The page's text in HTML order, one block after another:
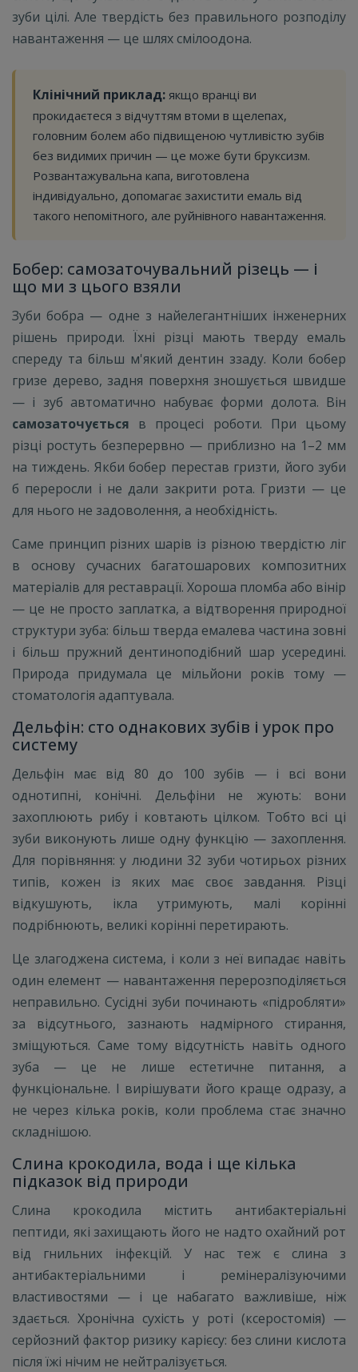
зуби цілі. Але твердість без правильного розподілу
навантаження — це шлях смілоодона.
Клінічний приклад: якщо вранці ви
прокидаєтеся з відчуттям втоми в щелепах,
головним болем або підвищеною чутливістю зубів
без видимих причин — це може бути бруксизм.
Розвантажувальна капа, виготовлена
індивідуально, допомагає захистити емаль від
такого непомітного, але руйнівного навантаження.
Бобер: самозаточувальний різець — і
що ми з цього взяли
Зуби бобра — одне з найелегантніших інженерних
рішень природи. Їхні різці мають тверду емаль
спереду та більш м'який дентин ззаду. Коли бобер
гризе дерево, задня поверхня зношується швидше
— і зуб автоматично набуває форми долота. Він
самозаточується в процесі роботи. При цьому
різці ростуть безперервно — приблизно на 1–2 мм
на тиждень. Якби бобер перестав гризти, його зуби
б переросли і не дали закрити рота. Гризти — це
для нього не задоволення, а необхідність.
Саме принцип різних шарів із різною твердістю ліг
в основу сучасних багатошарових композитних
матеріалів для реставрації. Хороша пломба або вінір
— це не просто заплатка, а відтворення природної
структури зуба: більш тверда емалева частина зовні
і більш пружний дентиноподібний шар усередині.
Природа придумала це мільйони років тому —
стоматологія адаптувала.
Дельфін: сто однакових зубів і урок про
систему
Дельфін має від 80 до 100 зубів — і всі вони
однотипні, конічні. Дельфіни не жують: вони
захоплюють рибу і ковтають цілком. Тобто всі ці
зуби виконують лише одну функцію — захоплення.
Для порівняння: у людини 32 зуби чотирьох різних
типів, кожен із яких має своє завдання. Різці
відкушують, ікла утримують, малі корінні
подрібнюють, великі корінні перетирають.
Це злагоджена система, і коли з неї випадає навіть
один елемент — навантаження перерозподіляється
неправильно. Сусідні зуби починають «підробляти»
за відсутнього, зазнають надмірного стирання,
зміщуються. Саме тому відсутність навіть одного
зуба — це не лише естетичне питання, а
функціональне. І вирішувати його краще одразу, а
не через кілька років, коли проблема стає значно
складнішою.
Слина крокодила, вода і ще кілька
підказок від природи
Слина крокодила містить антибактеріальні
пептиди, які захищають його не надто охайний рот
від гнильних інфекцій. У нас теж є слина з
антибактеріальними і ремінералізуючими
властивостями — і це набагато важливіше, ніж
здається. Хронічна сухість у роті (ксеростомія) —
серйозний фактор ризику карієсу: без слини кислота
після їжі нічим не нейтралізується.